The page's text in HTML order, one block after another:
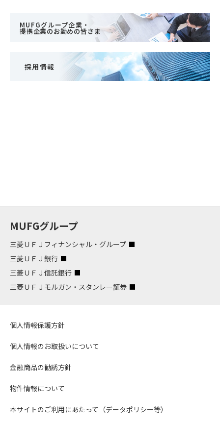
MUFGグループ企業・
提携企業のお勤めの皆さま
採用情報
MUFGグループ
三菱ＵＦＪフィナンシャル・グループ
三菱ＵＦＪ銀行
三菱ＵＦＪ信託銀行
三菱ＵＦＪモルガン・スタンレー証券
個人情報保護方針
個人情報のお取扱いについて
金融商品の勧誘方針
物件情報について
本サイトのご利用にあたって（データポリシー等）